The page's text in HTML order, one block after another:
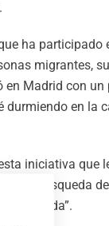
ha participado
migrantes,
Madrid con
durmiendo en la
iniciativa que
la búsqueda
de mi vida”.